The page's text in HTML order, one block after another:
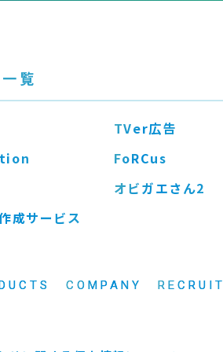
覧
TVer広告
FoRCus
オビガエさん2
成サービス
COMPANY RECRUIT